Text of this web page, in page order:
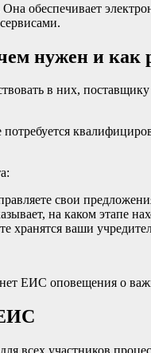
обеспечивает
нужен и как
в них,
свои
на каком этапе
хранятся ваши
ЕИС оповещения о